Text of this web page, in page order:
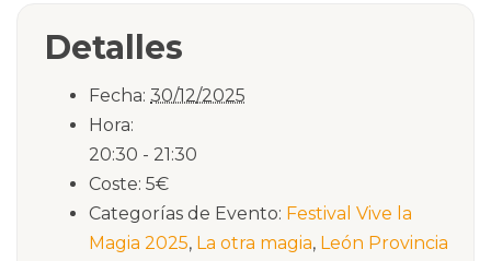
Detalles
Fecha: 30/12/2025
Hora:
20:30 - 21:30
Coste: 5€
Categorías de Evento: Festival Vive la
Magia 2025, La otra magia, León Provincia